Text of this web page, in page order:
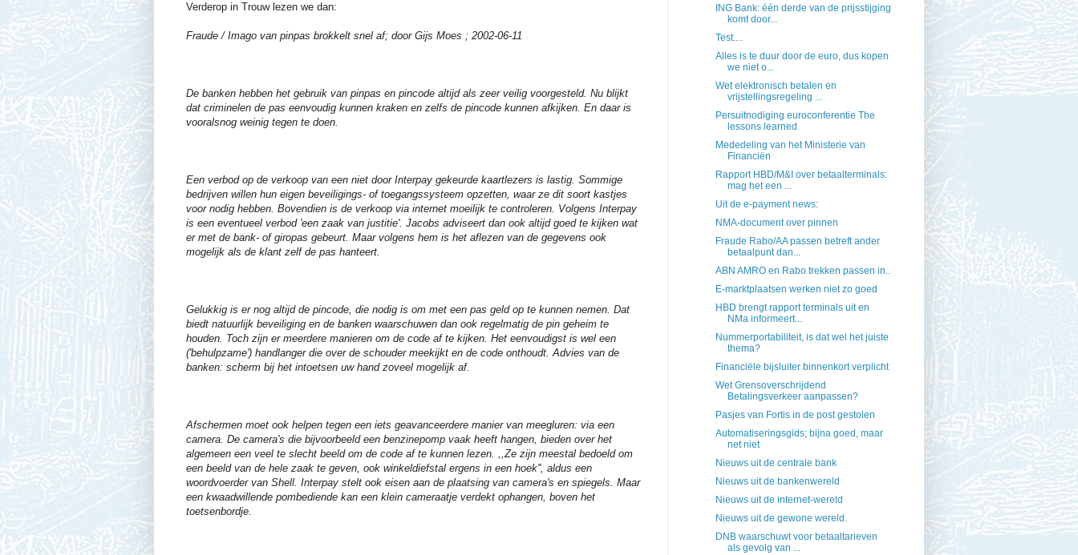
Verderop in Trouw lezen we dan:
Fraude / Imago van pinpas brokkelt snel af; door Gijs Moes ; 2002-06-11
De banken hebben het gebruik van pinpas en pincode altijd als zeer veilig voorgesteld. Nu blijkt
dat criminelen de pas eenvoudig kunnen kraken en zelfs de pincode kunnen afkijken. En daar is
vooralsnog weinig tegen te doen.
Een verbod op de verkoop van een niet door Interpay gekeurde kaartlezers is lastig. Sommige
bedrijven willen hun eigen beveiligings- of toegangssysteem opzetten, waar ze dit soort kastjes
voor nodig hebben. Bovendien is de verkoop via internet moeilijk te controleren. Volgens Interpay
is een eventueel verbod 'een zaak van justitie'. Jacobs adviseert dan ook altijd goed te kijken wat
er met de bank- of giropas gebeurt. Maar volgens hem is het aflezen van de gegevens ook
mogelijk als de klant zelf de pas hanteert.
Gelukkig is er nog altijd de pincode, die nodig is om met een pas geld op te kunnen nemen. Dat
biedt natuurlijk beveiliging en de banken waarschuwen dan ook regelmatig de pin geheim te
houden. Toch zijn er meerdere manieren om de code af te kijken. Het eenvoudigst is wel een
('behulpzame') handlanger die over de schouder meekijkt en de code onthoudt. Advies van de
banken: scherm bij het intoetsen uw hand zoveel mogelijk af.
Afschermen moet ook helpen tegen een iets geavanceerdere manier van meegluren: via een
camera. De camera's die bijvoorbeeld een benzinepomp vaak heeft hangen, bieden over het
algemeen een veel te slecht beeld om de code af te kunnen lezen. ,,Ze zijn meestal bedoeld om
een beeld van de hele zaak te geven, ook winkeldiefstal ergens in een hoek'', aldus een
woordvoerder van Shell. Interpay stelt ook eisen aan de plaatsing van camera's en spiegels. Maar
een kwaadwillende pombediende kan een klein cameraatje verdekt ophangen, boven het
toetsenbordje.
ING Bank: één derde van de prijsstijging
komt door...
Test....
Alles is te duur door de euro, dus kopen
we niet o...
Wet elektronisch betalen en
vrijstellingsregeling ...
Persuitnodiging euroconferentie The
lessons learned
Mededeling van het Ministerie van
Financiën
Rapport HBD/M&I over betaalterminals:
mag het een ...
Uit de e-payment news:
NMA-document over pinnen
Fraude Rabo/AA passen betreft ander
betaalpunt dan...
ABN AMRO en Rabo trekken passen in..
E-marktplaatsen werken niet zo goed
HBD brengt rapport terminals uit en
NMa informeert...
Nummerportabiliteit, is dat wel het juiste
thema?
Financiële bijsluiter binnenkort verplicht
Wet Grensoverschrijdend
Betalingsverkeer aanpassen?
Pasjes van Fortis in de post gestolen
Automatiseringsgids; bijna goed, maar
net niet
Nieuws uit de centrale bank
Nieuws uit de bankenwereld
Nieuws uit de internet-wereld
Nieuws uit de gewone wereld.
DNB waarschuwt voor betaaltarieven
als gevolg van ...